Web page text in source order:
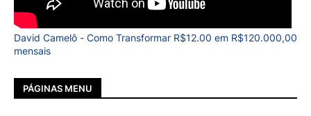
David Camelô - Como Transformar R$12.00 em R$120.000,00
mensais
PÁGINAS MENU